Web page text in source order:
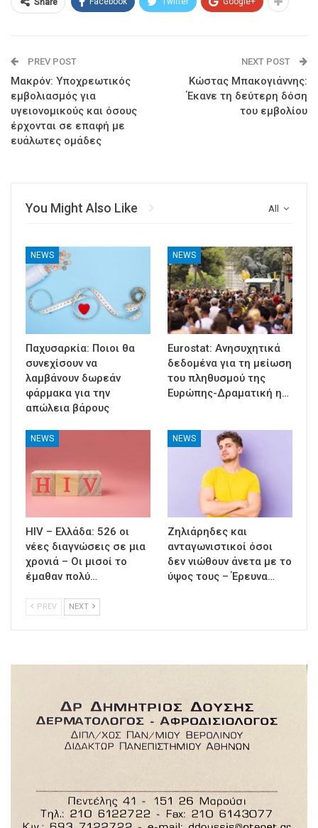
Share
PREV POST
Μακρόν: Υποχρεωτικός
εμβολιασμός για
υγειονομικούς και όσους
έρχονται σε επαφή με
ευάλωτες ομάδες
NEXT POST
Κώστας Μπακογιάννης:
Έκανε τη δεύτερη δόση
του εμβολίου
All
You Might Also Like
NEWS
Παχυσαρκία: Ποιοι θα
συνεχίσουν να
λαμβάνουν δωρεάν
φάρμακα για την
απώλεια βάρους
NEWS
Eurostat: Ανησυχητικά
δεδομένα για τη μείωση
του πληθυσμού της
Ευρώπης-Δραματική η…
NEWS
HIV – Ελλάδα: 526 οι
νέες διαγνώσεις σε μια
χρονιά – Οι μισοί το
έμαθαν πολύ…
NEWS
Ζηλιάρηδες και
ανταγωνιστικοί όσοι
δεν νιώθουν άνετα με το
ύψος τους – Έρευνα…
PREV NEXT